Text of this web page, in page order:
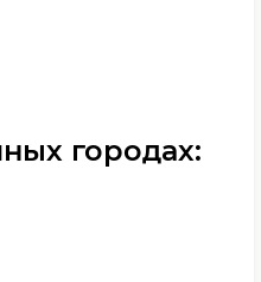
городах: